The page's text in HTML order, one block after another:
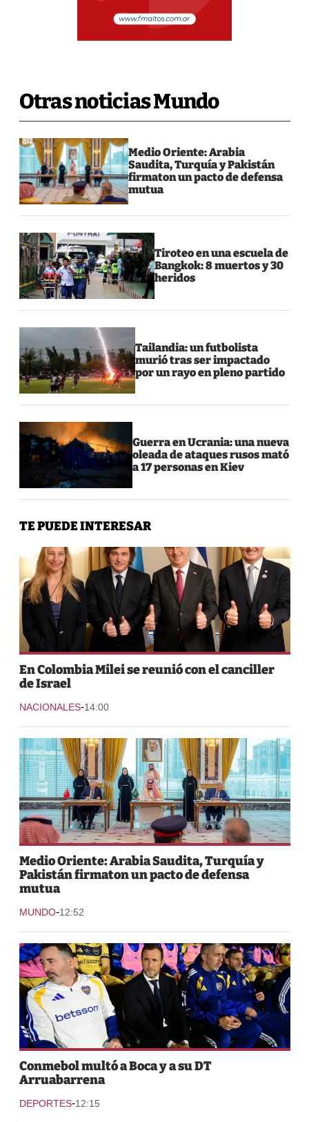
Otras noticias Mundo
Medio Oriente: Arabia
Saudita, Turquía y Pakistán
firmaton un pacto de defensa
mutua
Tiroteo en una escuela de
Bangkok: 8 muertos y 30
heridos
Tailandia: un futbolista
murió tras ser impactado
por un rayo en pleno partido
Guerra en Ucrania: una nueva
oleada de ataques rusos mató
a 17 personas en Kiev
TE PUEDE INTERESAR
En Colombia Milei se reunió con el canciller
de Israel
NACIONALES-14:00
Medio Oriente: Arabia Saudita, Turquía y
Pakistán firmaton un pacto de defensa
mutua
MUNDO-12:52
Conmebol multó a Boca y a su DT
Arruabarrena
DEPORTES-12:15